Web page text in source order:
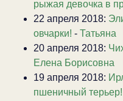
рыжая девочка в
22 апреля 2018:
овчарки! - Татьяна
20 апреля 2018:
Елена Борисовна
19 апреля 2018:
пшеничный терьер!